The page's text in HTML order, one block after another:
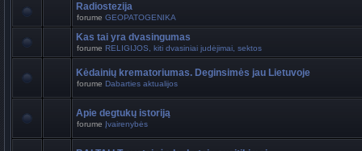
Radiostezija
forume GEOPATOGENIKA
Kas tai yra dvasingumas
forume RELIGIJOS, kiti dvasiniai judėjimai, sektos
Kėdainių krematoriumas. Deginsimės jau Lietuvoje
forume Dabarties aktualijos
Apie degtukų istoriją
forume Įvairenybės